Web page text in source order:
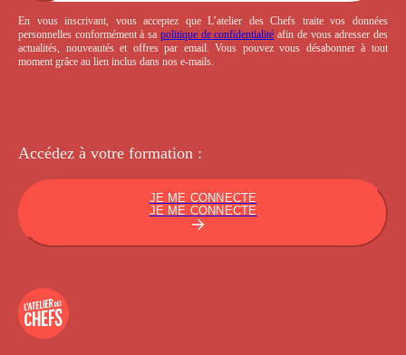
En vous inscrivant, vous acceptez que L’atelier des Chefs traite vos données
personnelles conformément à sa politique de confidentialité afin de vous adresser des
actualités, nouveautés et offres par email. Vous pouvez vous désabonner à tout
moment grâce au lien inclus dans nos e-mails.
Accédez à votre formation :
JE ME CONNECTE
JE ME CONNECTE